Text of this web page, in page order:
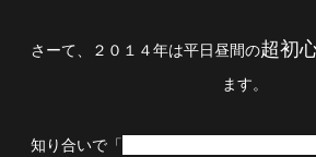
さーて、２０１４年は平日昼間の超初
ます。
知り合いで「